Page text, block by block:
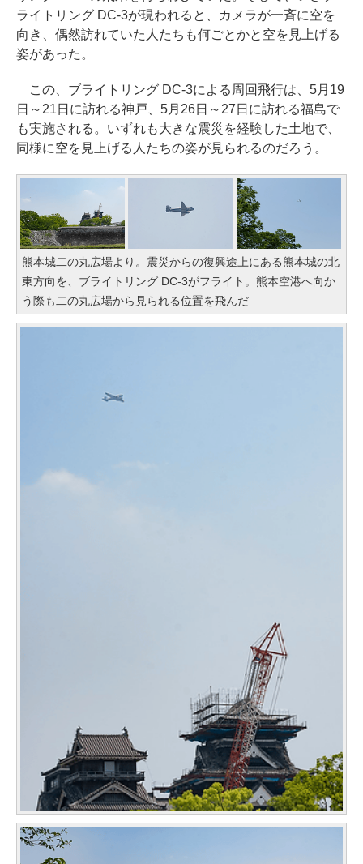
ライトリング DC-3が現われると、カメラが一斉に空を
向き、偶然訪れていた人たちも何ごとかと空を見上げる
姿があった。
この、ブライトリング DC-3による周回飛行は、5月19
日～21日に訪れる神戸、5月26日～27日に訪れる福島で
も実施される。いずれも大きな震災を経験した土地で、
同様に空を見上げる人たちの姿が見られるのだろう。
熊本城二の丸広場より。震災からの復興途上にある熊本城の北
東方向を、ブライトリング DC-3がフライト。熊本空港へ向か
う際も二の丸広場から見られる位置を飛んだ